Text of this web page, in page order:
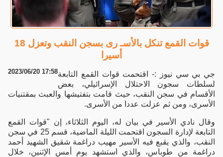
قوات القمع تنكل بالأسـ رى بسجن النقب وتعزل 18
أسيرا
2023/06/20 17:58جي بي سي نيوز :- اقتحمت قوات القمع التابعة
لسلطات سجون الاحتلال الإسرائيلي، بعض
الأقسام في سجن النقب، حيث قامت بتفتيشها والعبث بمقتنيات
الأسرى، ومن ثم عزلت عددا من الأسرى.
وقال نادي الأسير في بيان له، اليوم الثلاثاء، إن "قوات القمع
التابعة لإدارة السجون اقتحمت الليلة الماضية، قسم 25 في سجن
النقب، والذي يقبع فيه الأسير مهيب دراغمة شقيق الشهيد أحمد
دراغمة من طوباس، والذي استشهد يوم أمس الإثنين، خلال